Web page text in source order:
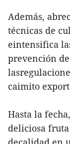
Además,
técnicas de
eintensifica
prevención
caimito
Hasta la
deliciosa